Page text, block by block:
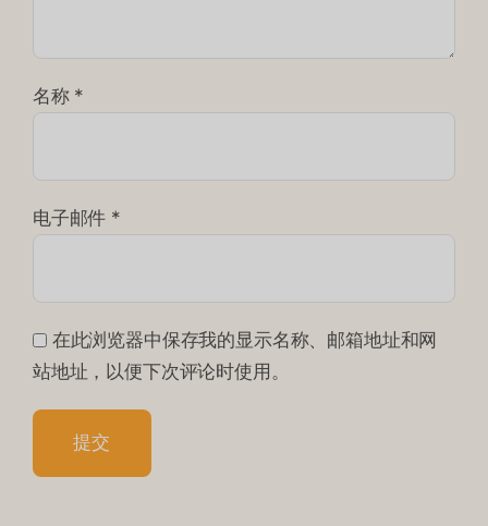
名称 *
电子邮件 *
在此浏览器中保存我的显示名称、邮箱地址和网
站地址，以便下次评论时使用。